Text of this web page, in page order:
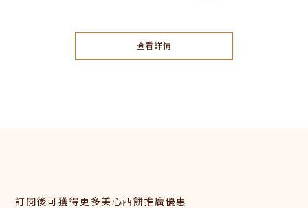
查看詳情
訂閱後可獲得更多美心西餅推廣優惠